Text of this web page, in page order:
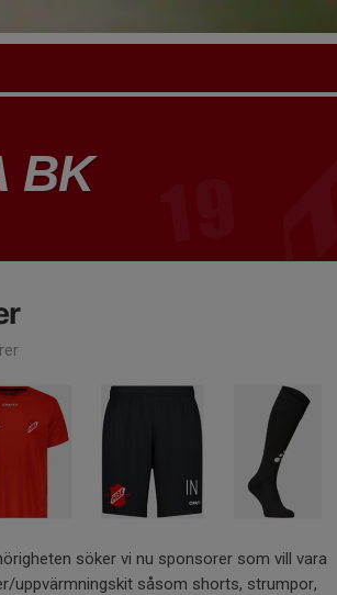
BK
söker vi nu sponsorer som vill vara
uppvärmningskit såsom shorts, strumpor,